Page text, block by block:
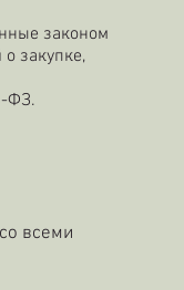
законом
закупке,
ФЗ.
всеми